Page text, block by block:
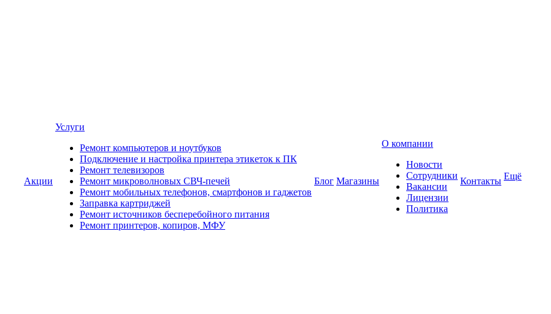
Акции
Услуги
Ремонт компьютеров и ноутбуков
Подключение и настройка принтера этикеток к ПК
Ремонт телевизоров
Ремонт микроволновых СВЧ-печей
Ремонт мобильных телефонов, смартфонов и гаджетов
Заправка картриджей
Ремонт источников бесперебойного питания
Ремонт принтеров, копиров, МФУ
Блог Магазины
О компании
Новости
Сотрудники
Вакансии
Лицензии
Политика
Контакты Ещё